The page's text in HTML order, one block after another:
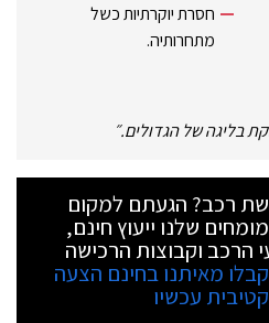
חסרת יוקרתיות כשל
מתחרותיה.
בליגה של הגדולים.״
רכב? הגעתם למקום
שלנו ייעוץ חינם,
הרכב וקבוצות הרכישה
קבלו מאיתנו בחינם הצעה
עכשיו